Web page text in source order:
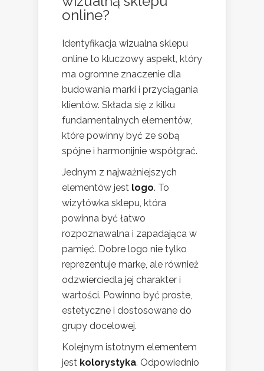
online?
Identyfikacja wizualna sklepu
online to kluczowy aspekt, który
ma ogromne znaczenie dla
budowania marki i przyciągania
klientów. Składa się z kilku
fundamentalnych elementów,
które powinny być ze sobą
spójne i harmonijnie współgrać.
Jednym z najważniejszych
elementów jest logo. To
wizytówka sklepu, która
powinna być łatwo
rozpoznawalna i zapadająca w
pamięć. Dobre logo nie tylko
reprezentuje markę, ale również
odzwierciedla jej charakter i
wartości. Powinno być proste,
estetyczne i dostosowane do
grupy docelowej.
Kolejnym istotnym elementem
jest kolorystyka. Odpowiednio